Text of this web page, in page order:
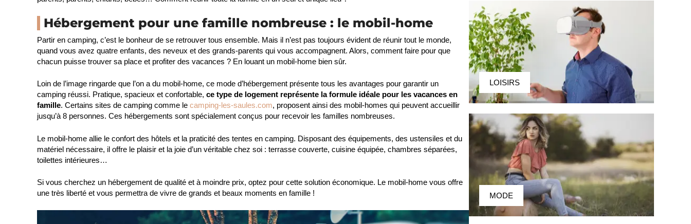
Hébergement pour une famille nombreuse : le mobil-home
Partir en camping, c’est le bonheur de se retrouver tous ensemble. Mais il n’est pas toujours évident de réunir tout le monde,
quand vous avez quatre enfants, des neveux et des grands-parents qui vous accompagnent. Alors, comment faire pour que
chacun puisse trouver sa place et profiter des vacances ? En louant un mobil-home bien sûr.
Loin de l’image ringarde que l’on a du mobil-home, ce mode d’hébergement présente tous les avantages pour garantir un
camping réussi. Pratique, spacieux et confortable, ce type de logement représente la formule idéale pour les vacances en
famille. Certains sites de camping comme le camping-les-saules.com, proposent ainsi des mobil-homes qui peuvent accueillir
jusqu’à 8 personnes. Ces hébergements sont spécialement conçus pour recevoir les familles nombreuses.
Le mobil-home allie le confort des hôtels et la praticité des tentes en camping. Disposant des équipements, des ustensiles et du
matériel nécessaire, il offre le plaisir et la joie d’un véritable chez soi : terrasse couverte, cuisine équipée, chambres séparées,
toilettes intérieures…
Si vous cherchez un hébergement de qualité et à moindre prix, optez pour cette solution économique. Le mobil-home vous offre
une très liberté et vous permettra de vivre de grands et beaux moments en famille !
LOISIRS
MODE